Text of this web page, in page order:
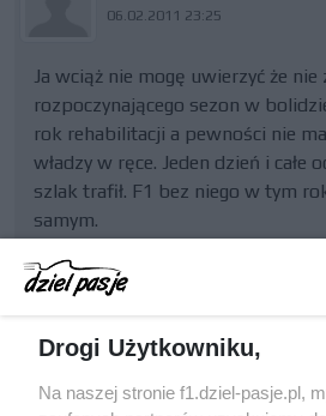
06.02.2011 23:25
Ja wciąż nie mogę uwierzyć że
rozpoczynającego sezon w
rok rehabilitacji a pewności nie
władzy w ręce. Jeden dzień i całe
szlak trafił. F1 bez niego w tym
samym.
Szybszy
06.02.2011 14:01
Drogi Użytkowniku,
Na naszej stronie f1.dziel-pasje.pl,